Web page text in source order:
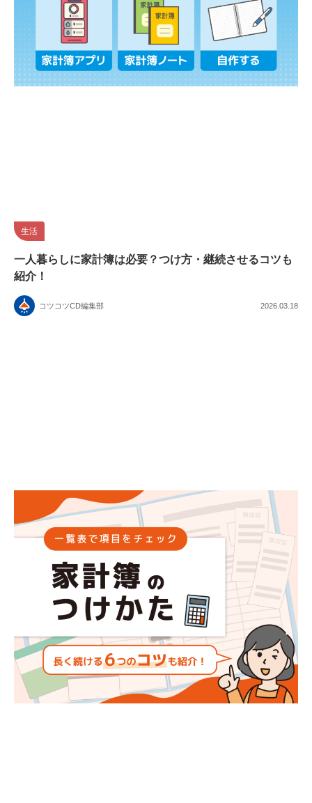
生活
一人暮らしに家計簿は必要？つけ方・継続させるコツも
紹介！
コツコツCD編集部 2026.03.18